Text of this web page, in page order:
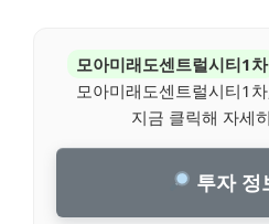
모아미래도센트럴시티1차
모아미래도센트럴시티1
지금 클릭해 자세
투자 정